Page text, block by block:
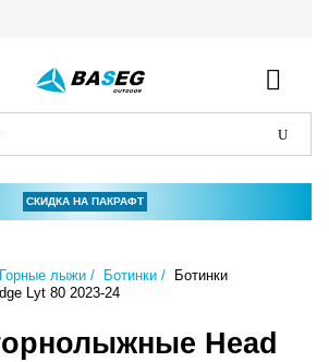
СКИДКА НА ПАКРАФТ
Горные лыжи Ботинки
Ботинки
Lyt 80 2023-24
Head